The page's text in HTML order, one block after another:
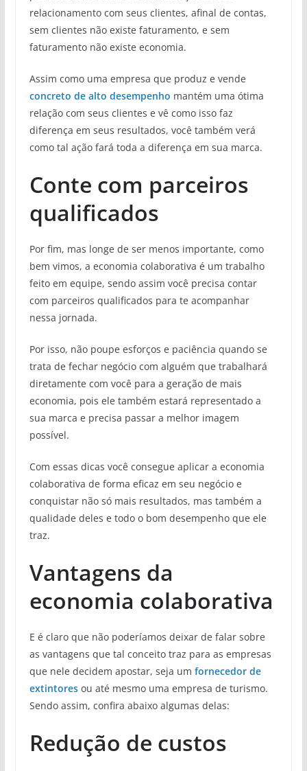
relacionamento com seus clientes, afinal de contas,
sem clientes não existe faturamento, e sem
faturamento não existe economia.
Assim como uma empresa que produz e vende
concreto de alto desempenho mantém uma ótima
relação com seus clientes e vê como isso faz
diferença em seus resultados, você também verá
como tal ação fará toda a diferença em sua marca.
Conte com parceiros
qualificados
Por fim, mas longe de ser menos importante, como
bem vimos, a economia colaborativa é um trabalho
feito em equipe, sendo assim você precisa contar
com parceiros qualificados para te acompanhar
nessa jornada.
Por isso, não poupe esforços e paciência quando se
trata de fechar negócio com alguém que trabalhará
diretamente com você para a geração de mais
economia, pois ele também estará representado a
sua marca e precisa passar a melhor imagem
possível.
Com essas dicas você consegue aplicar a economia
colaborativa de forma eficaz em seu negócio e
conquistar não só mais resultados, mas também a
qualidade deles e todo o bom desempenho que ele
traz.
Vantagens da
economia colaborativa
E é claro que não poderíamos deixar de falar sobre
as vantagens que tal conceito traz para as empresas
que nele decidem apostar, seja um fornecedor de
extintoresou até mesmo uma empresa de turismo.
Sendo assim, confira abaixo algumas delas:
Redução de custos